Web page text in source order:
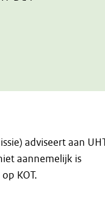
adviseert aan
aannemelijk is
KOT.